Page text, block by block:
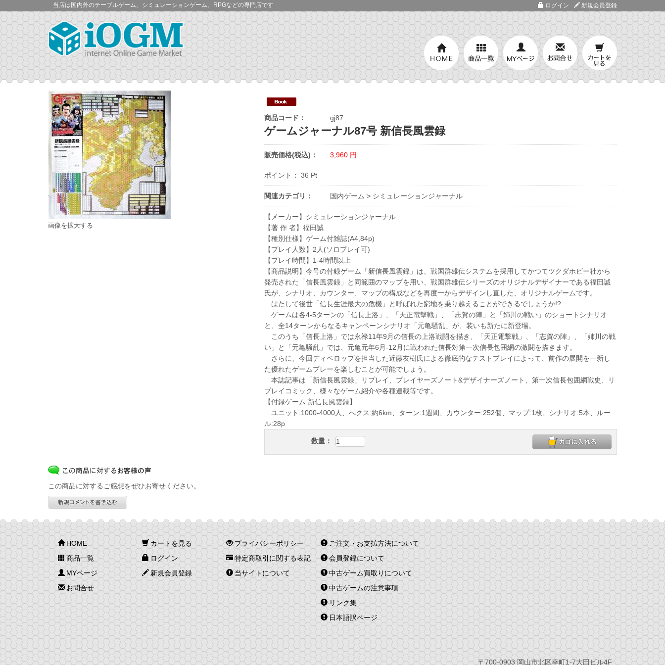
当店は国内外のテーブルゲーム、シミュレーションゲーム、RPGなどの専門店です ログイン 新規会員登録
画像を拡大する
商品コード： gj87
ゲームジャーナル87号 新信長風雲録
販売価格(税込)： 3,960 円
ポイント： 36 Pt
関連カテゴリ： 国内ゲーム > シミュレーションジャーナル
【メーカー】シミュレーションジャーナル
【著 作 者】福田誠
【種別仕様】ゲーム付雑誌(A4,84p)
【プレイ人数】2人(ソロプレイ可)
【プレイ時間】1-4時間以上
【商品説明】今号の付録ゲーム「新信長風雲録」は、戦国群雄伝システムを採用してかつてツクダホビー社から
発売された「信長風雲録」と同範囲のマップを用い、戦国群雄伝シリーズのオリジナルデザイナーである福田誠
氏が、シナリオ、カウンター、マップの構成などを再度一からデザインし直した、オリジナルゲームです。
はたして後世「信長生涯最大の危機」と呼ばれた窮地を乗り越えることができるでしょうか!?
ゲームは各4-5ターンの「信長上洛」、「天正電撃戦」、「志賀の陣」と「姉川の戦い」のショートシナリオ
と、全14ターンからなるキャンペーンシナリオ「元亀騒乱」が、装いも新たに新登場。
このうち「信長上洛」では永禄11年9月の信長の上洛戦闘を描き、「天正電撃戦」、「志賀の陣」、「姉川の戦
い」と「元亀騒乱」では、元亀元年6月-12月に戦われた信長対第一次信長包囲網の激闘を描きます。
さらに、今回ディベロップを担当した近藤友樹氏による徹底的なテストプレイによって、前作の展開を一新し
た優れたゲームプレーを楽しむことが可能でしょう。
本誌記事は「新信長風雲録」リプレイ、プレイヤーズノート&デザイナーズノート、第一次信長包囲網戦史、リ
プレイコミック、様々なゲーム紹介や各種連載等です。
【付録ゲーム:新信長風雲録】
ユニット:1000-4000人、へクス:約6km、ターン:1週間、カウンター:252個、マップ:1枚、シナリオ:5本、ルー
ル:28p
数量：
この商品に対するご感想をぜひお寄せください。
HOME
商品一覧
MYページ
お問合せ
カートを見る
ログイン
新規会員登録
プライバシーポリシー
特定商取引に関する表記
当サイトについて
ご注文・お支払方法について
会員登録について
中古ゲーム買取りについて
中古ゲームの注意事項
リンク集
日本語訳ページ
〒700-0903 岡山市北区幸町1-7大田ビル4F